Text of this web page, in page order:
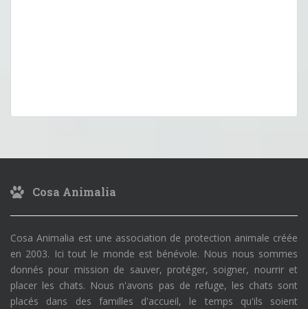
Cosa Animalia
Cosa Animalia est une association de protection animale créée
en 2003. Ici tout le monde est bénévole. Nous nous sommes
donnés pour mission de sauver, protéger, soigner, nourrir et
placer les chats. Nous n'avons pas de refuge, les chats sont
placés dans des familles d'accueil, le temps qu'ils soient